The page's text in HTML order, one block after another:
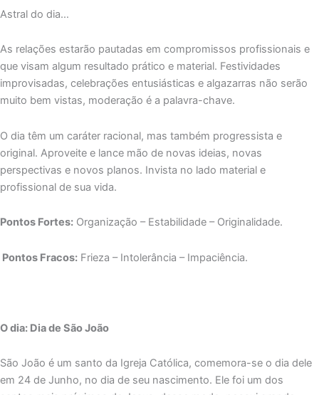
Astral do dia…
As relações estarão pautadas em compromissos profissionais e
que visam algum resultado prático e material. Festividades
improvisadas, celebrações entusiásticas e algazarras não serão
muito bem vistas, moderação é a palavra-chave.
O dia têm um caráter racional, mas também progressista e
original. Aproveite e lance mão de novas ideias, novas
perspectivas e novos planos. Invista no lado material e
profissional de sua vida.
Pontos Fortes: Organização – Estabilidade – Originalidade.
Pontos Fracos: Frieza – Intolerância – Impaciência.
O dia: Dia de São João
São João é um santo da Igreja Católica, comemora-se o dia dele
em 24 de Junho, no dia de seu nascimento. Ele foi um dos